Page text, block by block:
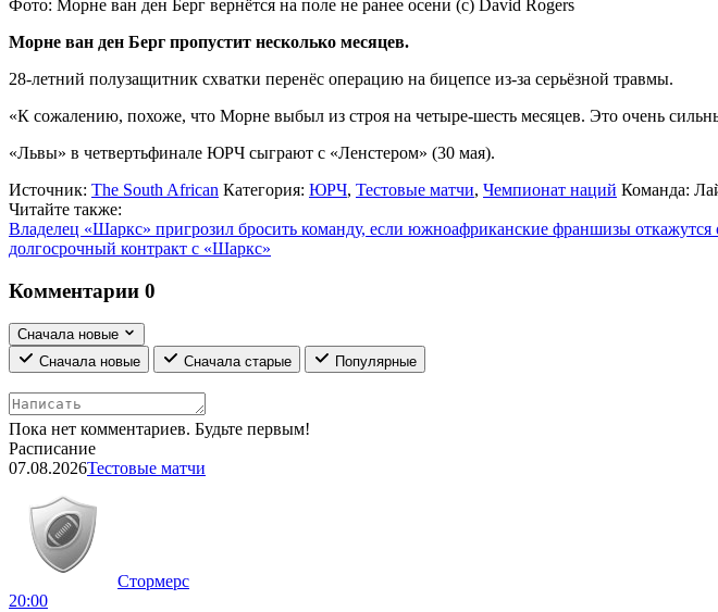
Фото: Морне ван ден Берг вернётся на поле не ранее осени (c) David Rogers
Морне ван ден Берг пропустит несколько месяцев.
28-летний полузащитник схватки перенёс операцию на бицепсе из-за серьёзной травмы.
«К сожалению, похоже, что Морне выбыл из строя на четыре-шесть месяцев. Это очень
«Львы» в четвертьфинале ЮРЧ сыграют с «Ленстером» (30 мая).
Источник: The South African Категория: ЮРЧ, Тестовые матчи, Чемпионат наций Команда:
Читайте также:
Владелец «Шаркс» пригрозил бросить команду, если южноафриканские франшизы откажутся
долгосрочный контракт с «Шаркс»
Комментарии 0
Сначала новые
Сначала новые
Сначала старые Популярные
Пока нет комментариев. Будьте первым!
Расписание
07.08.2026Тестовые матчи
Стормерс
20:00